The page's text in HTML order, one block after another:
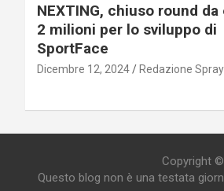
NEXTING, chiuso round
2 milioni per lo sviluppo di
SportFace
Dicembre 12, 2024 Redazione
Copyright
Questo blog non è una testata